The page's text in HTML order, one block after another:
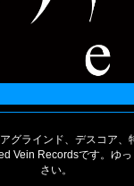
グラインド、デスコア
Vein Recordsです。ゆ
さい。